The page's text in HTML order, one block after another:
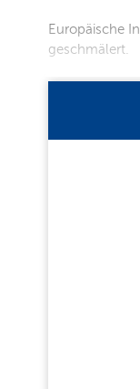
Europäische
geschmälert.